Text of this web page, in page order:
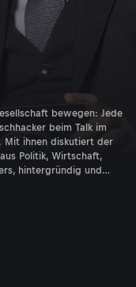
bewegen: Jede
beim Talk im
Mit ihnen diskutiert der
Politik, Wirtschaft,
hintergründig und
und ServusTV On.